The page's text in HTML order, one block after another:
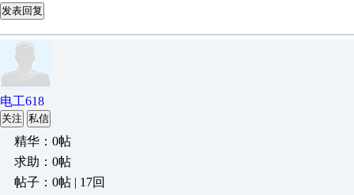
发表回复
电工618
关注 私信
精华：0帖
求助：0帖
帖子：0帖 | 17回